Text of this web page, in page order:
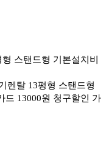
렌탈 13평형 스탠드형
드 13000원 청구할인 가